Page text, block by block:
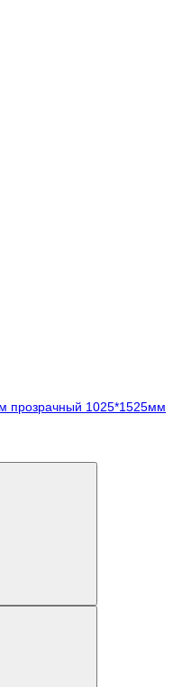
прозрачный 1025*1525мм